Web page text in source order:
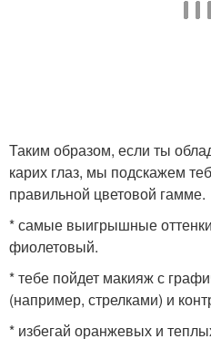
Таким образом, если ты
карих глаз, мы подскажем
правильной цветовой гамме.
* самые выигрышные
фиолетовый.
* тебе пойдет макияж с
(например, стрелками) и
* избегай оранжевых и